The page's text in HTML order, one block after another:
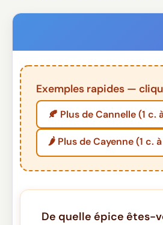
Exemples rapides —
🍂 Plus de Cannelle (1 c.
🌶️ Plus de Cayenne (1 c.
De quelle épice êtes-